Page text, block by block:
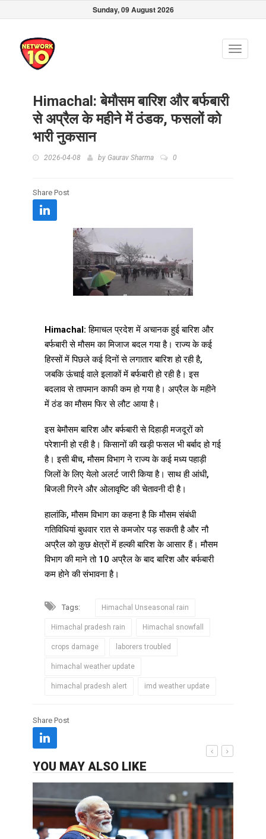
Sunday, 09 August 2026
Toggle
Himachal: बेमौसम बारिश और बर्फबारी
से अप्रैल के महीने में ठंडक, फसलों को
भारी नुकसान
2026-04-08 by Gaurav Sharma 0
Share Post
Himachal: हिमाचल प्रदेश में अचानक हुई बारिश और
बर्फबारी से मौसम का मिजाज बदल गया है। राज्य के कई
हिस्सों में पिछले कई दिनों से लगातार बारिश हो रही है,
जबकि ऊंचाई वाले इलाकों में बर्फबारी हो रही है। इस
बदलाव से तापमान काफी कम हो गया है। अप्रैल के महीने
में ठंड का मौसम फिर से लौट आया है।
इस बेमौसम बारिश और बर्फबारी से दिहाड़ी मजदूरों को
परेशानी हो रही है। किसानों की खड़ी फसल भी बर्बाद हो गई
है। इसी बीच, मौसम विभाग ने राज्य के कई मध्य पहाड़ी
जिलों के लिए येलो अलर्ट जारी किया है। साथ ही आंधी,
बिजली गिरने और ओलावृष्टि की चेतावनी दी है।
हालांकि, मौसम विभाग का कहना है कि मौसम संबंधी
गतिविधियां बुधवार रात से कमजोर पड़ सकती है और नौ
अप्रैल को कुछ क्षेत्रों में हल्की बारिश के आसार हैं। मौसम
विभाग की माने तो 10 अप्रैल के बाद बारिश और बर्फबारी
कम होने की संभावना है।
Tags: Himachal Unseasonal rain
Himachal pradesh rain Himachal snowfall
crops damage laborers troubled
himachal weather update
himachal pradesh alert imd weather update
Share Post
YOU MAY ALSO LIKE